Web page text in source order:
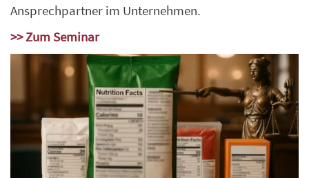
Ansprechpartner im Unternehmen.
>> Zum Seminar